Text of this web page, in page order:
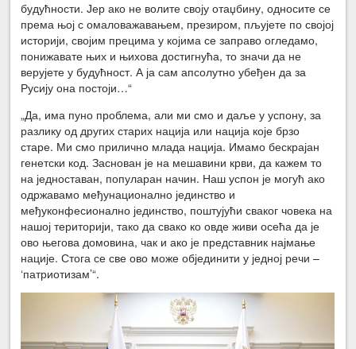
будућности. Јер ако не волите своју отаџбину, односите се
према њој с омаловажавањем, презиром, пљујете по својој
историји, својим прецима у којима се заправо огледамо,
понижавате њих и њихова достигнућа, то значи да не
верујете у будућност. А ја сам апсолутно убеђен да за
Русију она постоји…“
„Да, има пуно проблема, али ми смо и даље у успону, за
разлику од других старих нација или нација које брзо
старе. Ми смо прилично млада нација. Имамо бескрајан
генетски код. Заснован је на мешавини крви, да кажем то
на једноставан, популаран начин. Наш успон је могућ ако
одржавамо међунационално јединство и
међуконфесионално јединство, поштујући сваког човека на
нашој територији, тако да свако ко овде живи осећа да је
ово његова домовина, чак и ако је представник најмање
нације. Стога се све ово може објединити у једној речи –
‘патриотизам’“.